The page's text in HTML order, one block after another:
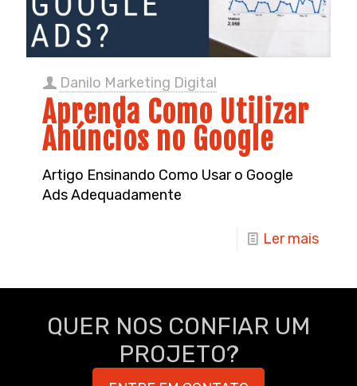
Danilo Marketing Digital
Aprenda Como Utilizar
Anúncios no Google
Artigo Ensinando Como Usar o Google
Ads Adequadamente
Ler mais
QUER NOS CONFIAR UM
PROJETO?